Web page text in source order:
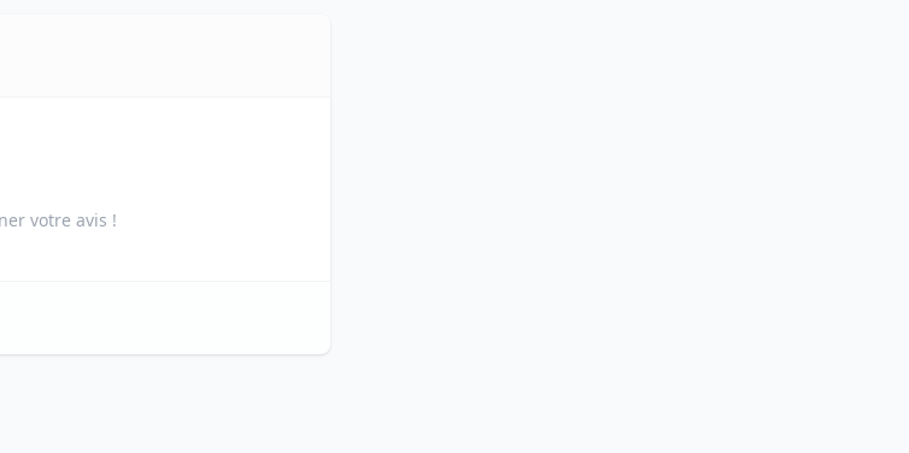
votre avis !